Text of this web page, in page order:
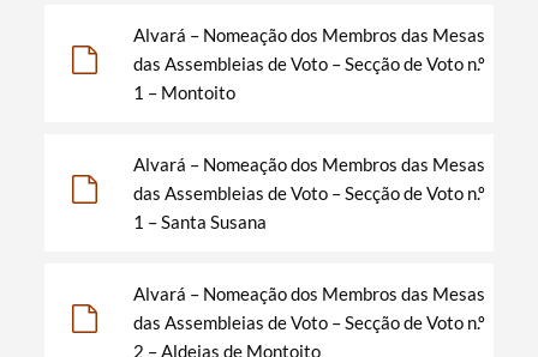
Alvará – Nomeação dos Membros das Mesas
das Assembleias de Voto – Secção de Voto n.º
1 – Montoito
Alvará – Nomeação dos Membros das Mesas
das Assembleias de Voto – Secção de Voto n.º
1 – Santa Susana
Alvará – Nomeação dos Membros das Mesas
das Assembleias de Voto – Secção de Voto n.º
2 – Aldeias de Montoito